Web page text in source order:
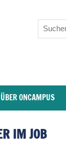
ÜBER ONCAMPUS
IM JOB